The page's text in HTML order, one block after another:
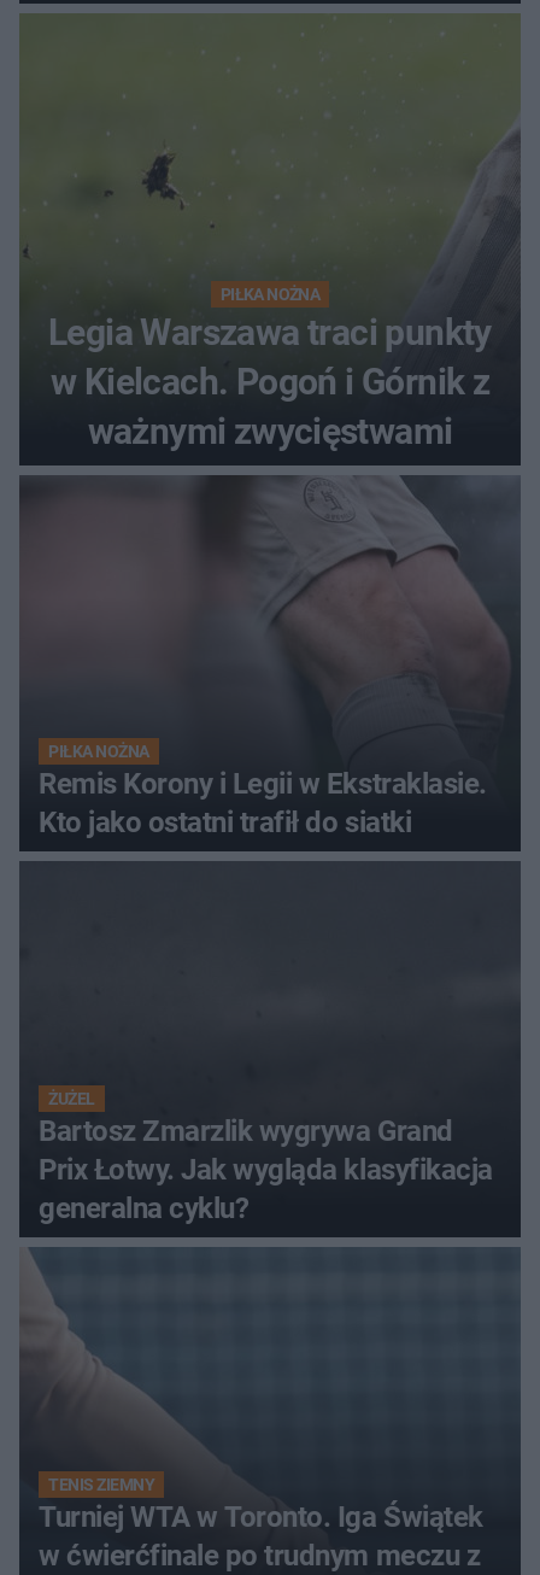
PIŁKA NOŻNA
Legia Warszawa traci punkty
w Kielcach. Pogoń i Górnik z
ważnymi zwycięstwami
PIŁKA NOŻNA
Remis Korony i Legii w Ekstraklasie.
Kto jako ostatni trafił do siatki
ŻUŻEL
Bartosz Zmarzlik wygrywa Grand
Prix Łotwy. Jak wygląda klasyfikacja
generalna cyklu?
TENIS ZIEMNY
Turniej WTA w Toronto. Iga Świątek
w ćwierćfinale po trudnym meczu z